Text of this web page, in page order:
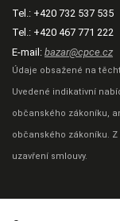
Tel.: +420 732 537 535
Tel.: +420 467 771 222
E-mail: bazar@cpce.cz
Údaje obsažené na
Uvedené indikativní
občanského zákoníku,
občanského zákoníku.
uzavření smlouvy.